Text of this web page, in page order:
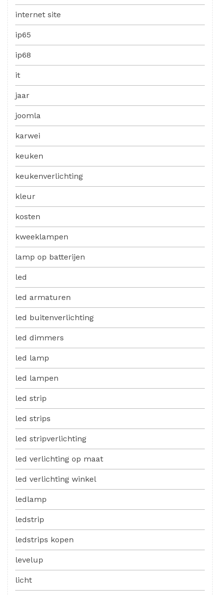
internet site
ip65
ip68
it
jaar
joomla
karwei
keuken
keukenverlichting
kleur
kosten
kweeklampen
lamp op batterijen
led
led armaturen
led buitenverlichting
led dimmers
led lamp
led lampen
led strip
led strips
led stripverlichting
led verlichting op maat
led verlichting winkel
ledlamp
ledstrip
ledstrips kopen
levelup
licht